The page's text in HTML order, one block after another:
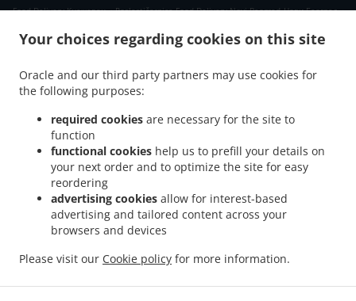
Your choices regarding cookies on this site
Oracle and our third party partners may use cookies for
the following purposes:
required cookies are necessary for the site to
function
functional cookies help us to prefill your details on
your next order and to optimize the site for easy
reordering
advertising cookies allow for interest-based
advertising and tailored content across your
browsers and devices
Please visit our Cookie policy for more information.
Food Delivery Кнежевац . Poslastičarnica Food Delivery Novi Beograd Нови Београд .
Poslastičarnica Food Delivery Beograd - Zvezdara .
Калуђерица
Poslastičarnica Food Delivery Бели Поток Село Раковица
Poslastičarnica Food Delivery Бели Поток
Poslastičarnica Food Delivery Прокупље
. Poslastičarnica Food Delivery Resnik
Poslastičarnica Food Delivery Раковица Село . Poslastičarnica Food Delivery Борча
Poslastičarnica Food Delivery Blok 58 Нови Београд . Poslastičarnica Food Delivery
. Poslastičarnica Food Delivery Сланци
Beograd - Palilula . Poslastičarnica Food Delivery Лештане .
Delivery Beograd - Kaluđerica
. Poslastičarnica Food Delivery Винча
Poslastičarnica Food Delivery Пиносава .
Takeaway food delivery